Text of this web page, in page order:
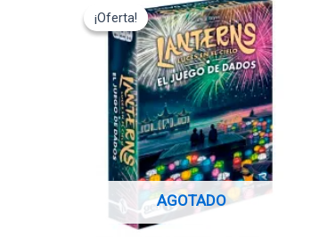
¡Oferta!
AGOTADO
¡Oferta!
precio
original
era:
24,95€.
precio
actual
es:
22,45€.